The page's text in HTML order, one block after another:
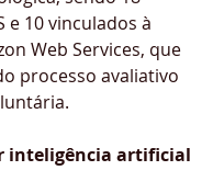
e 10 vinculados à
Web Services, que
processo avaliativo
inteligência artificial